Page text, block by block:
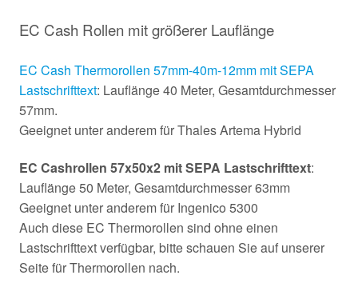
EC Cash Rollen mit größerer Lauflänge
EC Cash Thermorollen 57mm-40m-12mm mit SEPA
Lastschrifttext: Lauflänge 40 Meter, Gesamtdurchmesser
57mm.
Geeignet unter anderem für Thales Artema Hybrid
EC Cashrollen 57x50x2 mit SEPA Lastschrifttext:
Lauflänge 50 Meter, Gesamtdurchmesser 63mm
Geeignet unter anderem für Ingenico 5300
Auch diese EC Thermorollen sind ohne einen
Lastschrifttext verfügbar, bitte schauen Sie auf unserer
Seite für Thermorollen nach.